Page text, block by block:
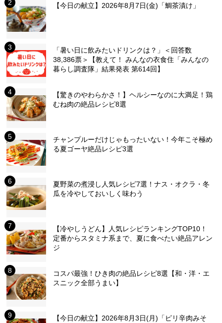
【今日の献立】2026年8月7日(金)「鯛茶漬け」
「暑い日に飲みたいドリンクは？」＜回答数
38,386票＞【教えて！ みんなの衣食住「みんなの
暮らし調査隊」結果発表 第614回】
【驚きのやわらかさ！】ヘルシーなのに大満足！鶏
むね肉の絶品レシピ8選
チャンプルーだけじゃもったいない！今年こそ極め
る夏ゴーヤ絶品レシピ3選
夏野菜の煮浸し人気レシピ7選！ナス・オクラ・冬
瓜を冷やしておいしく味わう
【冷やしうどん】人気レシピランキングTOP10！
定番からスタミナ系まで、夏に食べたい絶品アレン
ジ
コスパ最強！ひき肉の絶品レシピ8選【和・洋・エ
スニック全部うまい】
【今日の献立】2026年8月3日(月)「ピリ辛肉みそ